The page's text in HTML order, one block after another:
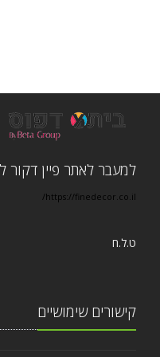
למעבר לאתר פיין דקור
https://finedecor.co.il/
ט.ל.ח
קישורים שימושיים